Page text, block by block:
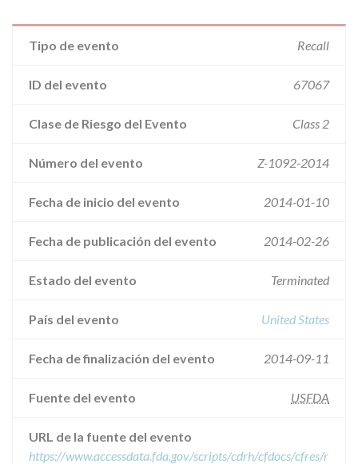
Tipo de evento Recall
ID del evento 67067
Clase de Riesgo del Evento Class 2
Número del evento Z-1092-2014
Fecha de inicio del evento 2014-01-10
Fecha de publicación del evento 2014-02-26
Estado del evento Terminated
País del evento United States
Fecha de finalización del evento 2014-09-11
Fuente del evento USFDA
URL de la fuente del evento
https://www.accessdata.fda.gov/scripts/cdrh/cfdocs/cfres/r